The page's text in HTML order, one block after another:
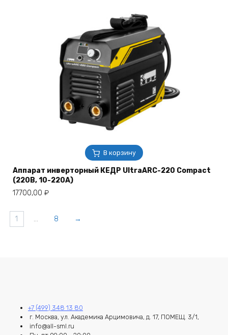
В корзину
Аппарат инверторный КЕДР UltraARC-220 Compact
(220В, 10-220А)
17700,00 ₽
1 … 8 →
+7 (499) 348 13 80
г. Москва, ул. Академика Арцимовича, д. 17, ПОМЕЩ. 3/1,
info@all-sml.ru